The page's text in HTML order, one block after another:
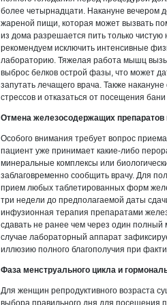
более четырнадцати. Накануне вечером
жареной пищи, которая может вызвать
из дома разрешается пить только
рекомендуем исключить интенсивные
лабораторию. Тяжелая работа мышц
выброс белков острой фазы, что может
запутать лечащего врача. Также
стрессов и отказаться от посещения бани
Отмена железосодержащих
Особого внимания требует вопрос
пациент уже принимает какие-либо
минеральные комплексы или
заблаговременно сообщить врачу. Для
прием любых таблетированных форм
три недели до предполагаемой даты
инфузионная терапия препаратами
сдавать не ранее чем через один
случае лабораторный аппарат
иллюзию полного благополучия при
Фаза менструального цикла и
Для женщин репродуктивного возраста
выбора правильного дня для посещения